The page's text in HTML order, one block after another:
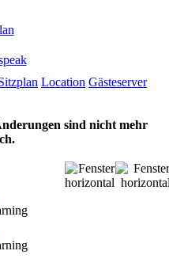
Location Gästeserver
sind nicht mehr